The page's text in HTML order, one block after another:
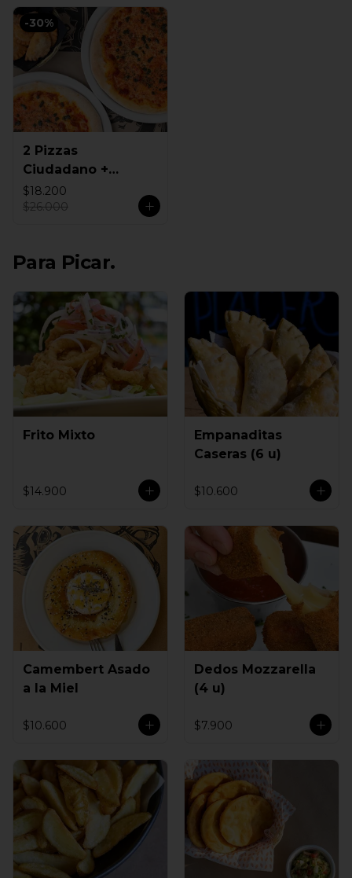
-30%
2 Pizzas
Ciudadano +
Empanadas
$18.200
$26.000
Para Picar.
Frito Mixto
$14.900
Empanaditas
Caseras (6 u)
$10.600
Camembert Asado
a la Miel
$10.600
Dedos Mozzarella
(4 u)
$7.900